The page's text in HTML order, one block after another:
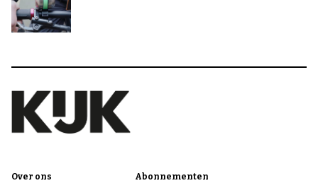
Over ons Abonnementen